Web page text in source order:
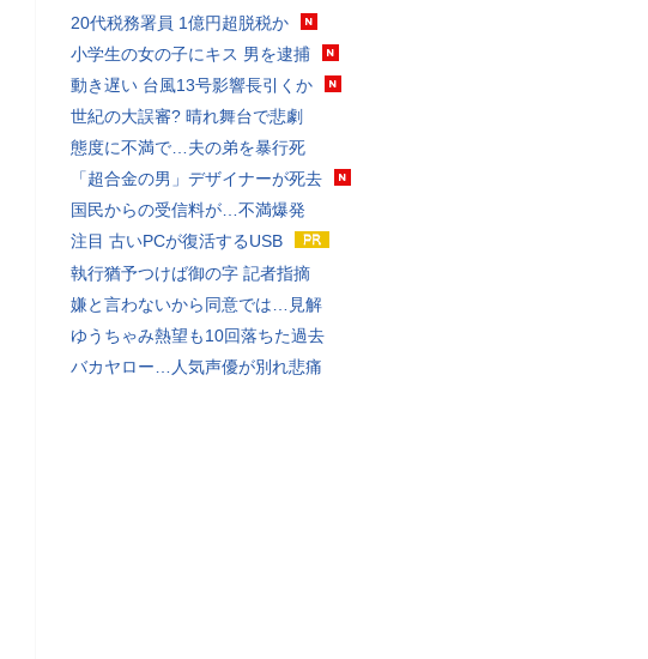
20代税務署員 1億円超脱税か
小学生の女の子にキス 男を逮捕
動き遅い 台風13号影響長引くか
世紀の大誤審? 晴れ舞台で悲劇
態度に不満で…夫の弟を暴行死
「超合金の男」デザイナーが死去
国民からの受信料が…不満爆発
注目 古いPCが復活するUSB
執行猶予つけば御の字 記者指摘
嫌と言わないから同意では…見解
ゆうちゃみ熱望も10回落ちた過去
バカヤロー…人気声優が別れ悲痛